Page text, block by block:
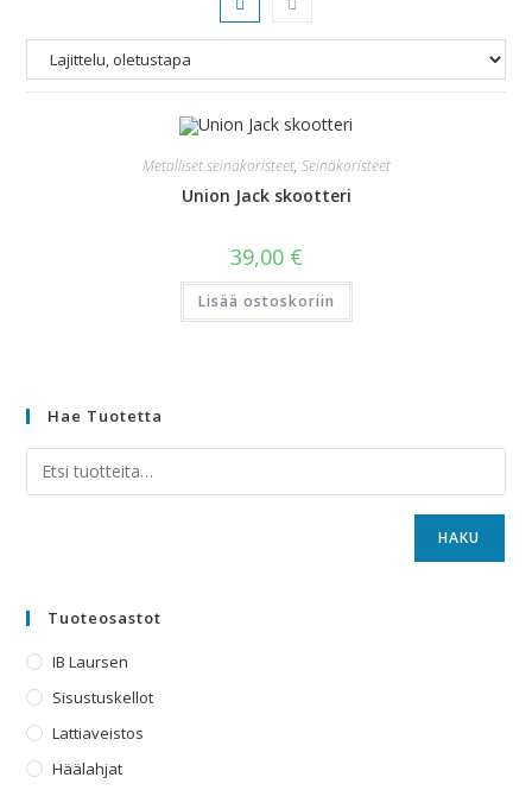
Metalliset seinäkoristeet, Seinäkoristeet
Union Jack skootteri
39,00 €
Lisää ostoskoriin
Hae Tuotetta
HAKU
Tuoteosastot
IB Laursen
Sisustuskellot
Lattiaveistos
Häälahjat